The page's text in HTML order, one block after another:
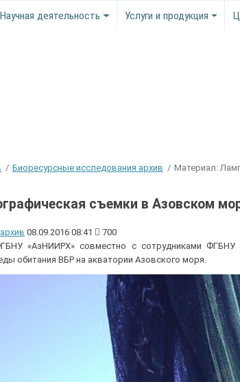
Научная деятельность Услуги и продукция
Биоресурсные исследования архив Материал:
съемки в Азовском
08.09.2016 08:41
700
«АзНИИРХ» совместно с сотрудниками
обитания ВБР на акватории Азовского моря.